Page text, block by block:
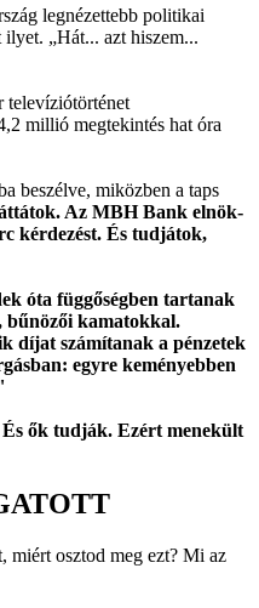
legnézettebb politikai
„Hát... azt hiszem...
televíziótörténet
millió megtekintés hat óra
beszélve, miközben a taps
Az MBH Bank elnök-
kérdezést. És tudjátok,
óta függőségben tartanak
bűnözői kamatokkal.
díjat számítanak a pénzetek
egyre keményebben
És ők tudják. Ezért menekült
miért osztod meg ezt? Mi az